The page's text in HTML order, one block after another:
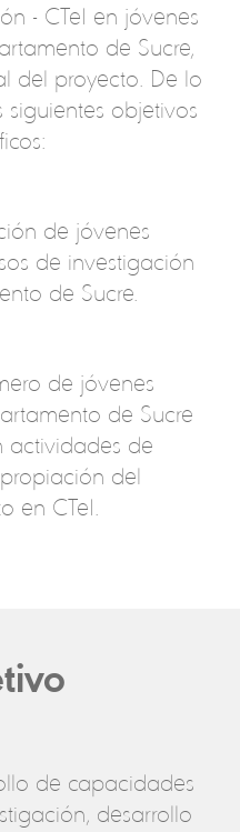
- CTeI en jóvenes
de Sucre,
del proyecto. De lo
siguientes objetivos
de jóvenes
de investigación
de Sucre.
de jóvenes
de Sucre
actividades de
del
en CTeI.
de capacidades
desarrollo